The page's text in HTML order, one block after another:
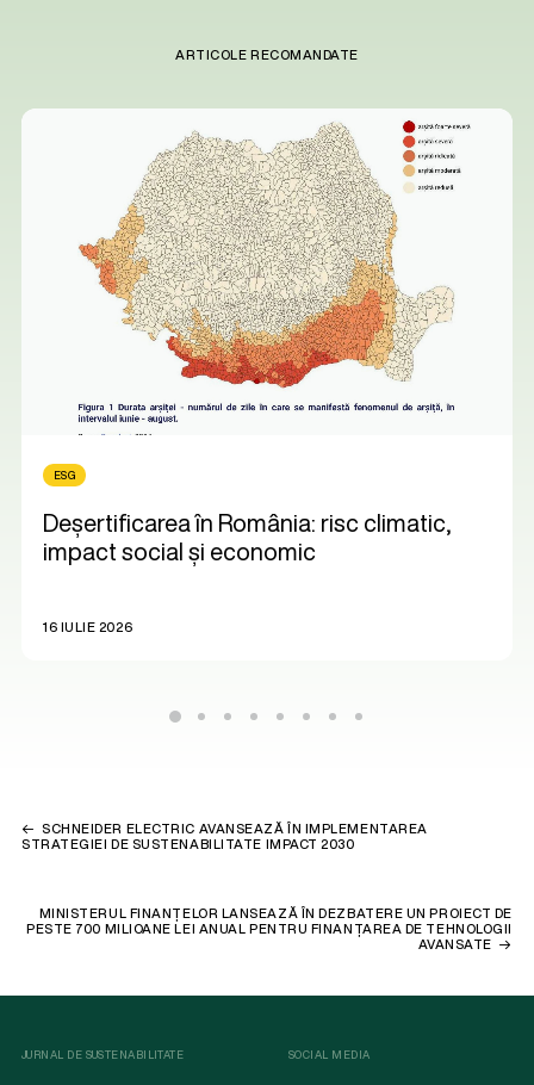
ARTICOLE RECOMANDATE
ESG
Deșertificarea în România: risc climatic,
impact social și economic
16 IULIE 2026
SCHNEIDER ELECTRIC AVANSEAZĂ ÎN IMPLEMENTAREA
STRATEGIEI DE SUSTENABILITATE IMPACT 2030
MINISTERUL FINANȚELOR LANSEAZĂ ÎN DEZBATERE UN PROIECT DE
PESTE 700 MILIOANE LEI ANUAL PENTRU FINANȚAREA DE TEHNOLOGII
AVANSATE
JURNAL DE SUSTENABILITATE SOCIAL MEDIA